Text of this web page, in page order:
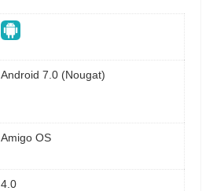
Android 7.0 (Nougat)
Amigo OS
4.0